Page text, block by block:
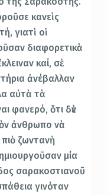
κανεὶς
γιατὶ οἱ
διαφορετικὰ
καί, σὲ
ἀνέβαλλαν
αὐτὰ τὰ
φανερό, ὅτι δὲν
ἀνθρωπο νὰ
πιὸ ζωντανὴ
μία
σαρακοστιανοῦ
γινόταν